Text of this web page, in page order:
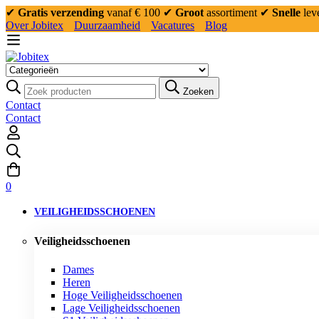
✔ Gratis verzending vanaf € 100 ✔ Groot assortiment ✔ Snelle
Over Jobitex
Duurzaamheid Vacatures Blog
Zoeken:
Zoeken
Contact
Contact
0
VEILIGHEIDSSCHOENEN
Veiligheidsschoenen
Dames
Heren
Hoge Veiligheidsschoenen
Lage Veiligheidsschoenen